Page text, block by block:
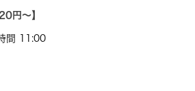
円～】
間 11:00